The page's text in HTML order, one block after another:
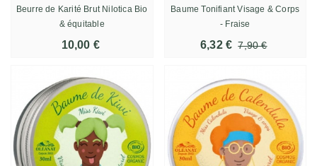
Beurre de Karité Brut Nilotica Bio
& équitable
10,00 €
Baume Tonifiant Visage & Corps
- Fraise
6,32 € 7,90 €